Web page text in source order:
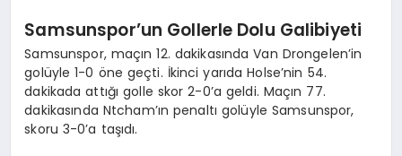
Samsunspor’un Gollerle Dolu Galibiyeti
Samsunspor, maçın 12. dakikasında Van Drongelen’in
golüyle 1-0 öne geçti. İkinci yarıda Holse’nin 54.
dakikada attığı golle skor 2-0’a geldi. Maçın 77.
dakikasında Ntcham’ın penaltı golüyle Samsunspor,
skoru 3-0’a taşıdı.